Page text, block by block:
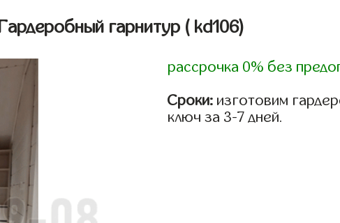
Гардеробный гарнитур ( kd106)
рассрочка 0% без
Сроки: изготовим
ключ за 3-7 дней.